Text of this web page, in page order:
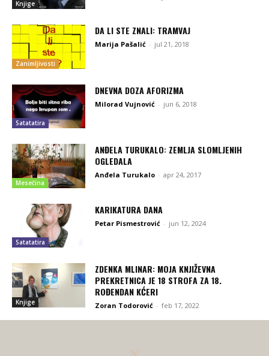
Knjige
Zanimljivosti
DA LI STE ZNALI: TRAMVAJ
Marija Pašalić - jul 21, 2018
Satatatira
DNEVNA DOZA AFORIZMA
Milorad Vujnović - jun 6, 2018
Mesečina
ANĐELA TURUKALO: ZEMLJA SLOMLJENIH
OGLEDALA
Anđela Turukalo - apr 24, 2017
Satatatira
KARIKATURA DANA
Petar Pismestrović - jun 12, 2024
Knjige
ZDENKA MLINAR: MOJA KNJIŽEVNA
PREKRETNICA JE 18 STROFA ZA 18.
ROĐENDAN KĆERI
Zoran Todorović - feb 17, 2022